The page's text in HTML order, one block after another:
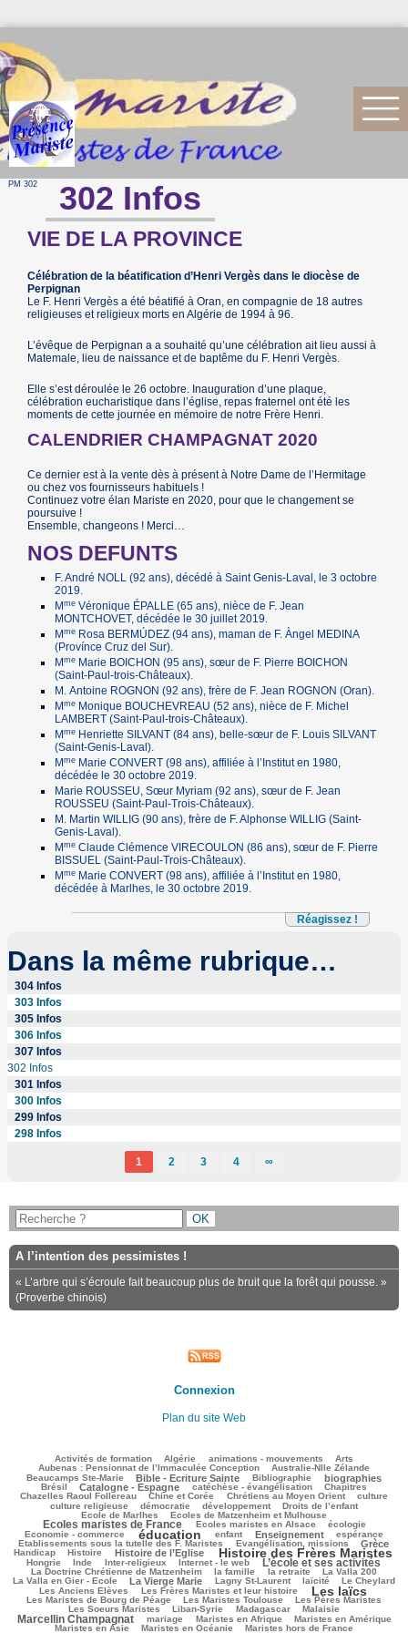
PM 302 302 Infos
VIE DE LA PROVINCE
Célébration de la béatification d’Henri Vergès dans le diocèse de
Perpignan
Le F. Henri Vergès a été béatifié à Oran, en compagnie de 18 autres
religieuses et religieux morts en Algérie de 1994 à 96.
L’évêque de Perpignan a a souhaité qu’une célébration ait lieu aussi à
Matemale, lieu de naissance et de baptême du F. Henri Vergès.
Elle s’est déroulée le 26 octobre. Inauguration d’une plaque,
célébration eucharistique dans l’église, repas fraternel ont été les
moments de cette journée en mémoire de notre Frère Henri.
CALENDRIER CHAMPAGNAT 2020
Ce dernier est à la vente dès à présent à Notre Dame de l’Hermitage
ou chez vos fournisseurs habituels !
Continuez votre élan Mariste en 2020, pour que le changement se
poursuive !
Ensemble, changeons ! Merci…
NOS DEFUNTS
F. André NOLL (92 ans), décédé à Saint Genis-Laval, le 3 octobre
2019.
Mme Véronique ÉPALLE (65 ans), nièce de F. Jean
MONTCHOVET, décédée le 30 juillet 2019.
Mme Rosa BERMÚDEZ (94 ans), maman de F. Àngel MEDINA
(Provínce Cruz del Sur).
Mme Marie BOICHON (95 ans), sœur de F. Pierre BOICHON
(Saint-Paul-trois-Châteaux).
M. Antoine ROGNON (92 ans), frère de F. Jean ROGNON (Oran).
Mme Monique BOUCHEVREAU (52 ans), nièce de F. Michel
LAMBERT (Saint-Paul-trois-Châteaux).
Mme Henriette SILVANT (84 ans), belle-sœur de F. Louis SILVANT
(Saint-Genis-Laval).
Mme Marie CONVERT (98 ans), affiliée à l’Institut en 1980,
décédée le 30 octobre 2019.
Marie ROUSSEU, Sœur Myriam (92 ans), sœur de F. Jean
ROUSSEU (Saint-Paul-Trois-Châteaux).
M. Martin WILLIG (90 ans), frère de F. Alphonse WILLIG (Saint-
Genis-Laval).
Mme Claude Clémence VIRECOULON (86 ans), sœur de F. Pierre
BISSUEL (Saint-Paul-Trois-Châteaux).
Mme Marie CONVERT (98 ans), affiliée à l’Institut en 1980,
décédée à Marlhes, le 30 octobre 2019.
Réagissez !
Dans la même rubrique…
304 Infos
303 Infos
305 Infos
306 Infos
307 Infos
302 Infos
301 Infos
300 Infos
299 Infos
298 Infos
1 2 3 4 ∞
A l’intention des pessimistes !
« L’arbre qui s’écroule fait beaucoup plus de bruit que la forêt qui pousse. »
(Proverbe chinois)
Connexion
Plan du site Web
Activités de formation Algérie animations - mouvements Arts
Aubenas : Pensionnat de l’Immaculée Conception
48/2563 Australie-Nlle Zélande
86/2563
Beaucamps Ste-Marie
625/2563 Bible - Ecriture Sainte
41/2563 Bibliographie
554/2563 biographies
111/2563
Brésil
781/2563 Catalogne - Espagne
486/2563 catéchèse - évangélisation
180/2563 Chapitres
140/2563
Chazelles Raoul Follereau
100/2563 Chine et Corée
262/2563 Chrétiens au Moyen Orient
351/2563 culture
42/2563
culture religieuse
démocratie développement Droits de l’enfant
Ecole de Marlhes
Ecoles de Matzenheim et Mulhouse
Ecoles maristes de France
239/2563 Ecoles maristes en Alsace
455/2563 écologie
107/2563
Economie - commerce
1486/2563 éducation
108/2563 enfant
717/2563 Enseignement
202/2563 espérance
65/2563
Etablissements sous la tutelle des F. Maristes
185/2563 Evangélisation, missions
749/2563 Grèce
63/2563
Handicap
208/2563 Histoire
752/2563 Histoire de l’Eglise
1589/2563 Histoire des Frères Maristes
148/2563
Hongrie
24/2563 Inde
129/2563 Inter-religieux
155/2563 Internet - le web
1047/2563 L’école et ses activités
55/2563
La Doctrine Chrétienne de Matzenheim
286/2563 la famille
80/2563 la retraite
40/2563 La Valla 200
84/2563
La Valla en Gier - Ecole
641/2563 La Vierge Marie
405/2563 Lagny St-Laurent
305/2563 laïcité
251/2563 Le Cheylard
68/2563
Les Anciens Elèves
143/2563 Les Frères Maristes et leur histoire
1407/2563 Les laïcs
455/2563
Les Maristes de Bourg de Péage
211/2563 Les Maristes Toulouse
532/2563 Les Pères Maristes
395/2563
Les Soeurs Maristes
Liban-Syrie Madagascar Malaisie
Marcellin Champagnat
36/2563 mariage
442/2563 Maristes en Afrique
365/2563 Maristes en Amérique
280/2563
Maristes en Asie
Maristes en Océanie Maristes hors de France